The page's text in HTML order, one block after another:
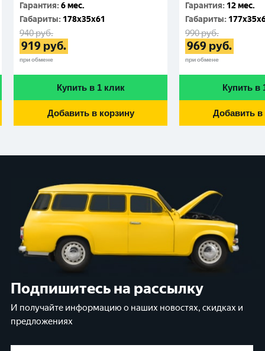
Гарантия:6 мес.
Габариты: 178x35x61
940руб.
919 руб.
при обмене
Купить в 1 клик
Добавить в корзину
Гарантия: 12 мес.
Габариты:
990руб.
969 руб.
при обмене
Купить в
Добавить в
Подпишитесь на рассылку
И получайте информацию о наших новостях, скидках и
предложениях